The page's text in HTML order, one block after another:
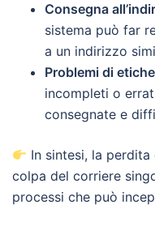
Consegna
sistema può far
a un indirizzo
Problemi di
incompleti o
consegnate e
In sintesi, la
colpa del corriere
processi che può